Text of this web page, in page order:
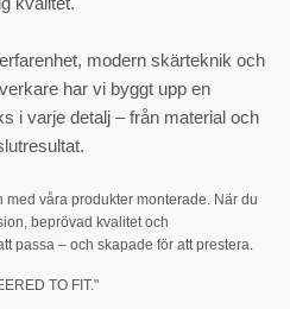
modern skärteknik och
har vi byggt upp en
i varje detalj – från material och
med våra produkter monterade. När du
beprövad kvalitet och
passa – och skapade för att prestera.
TO FIT."